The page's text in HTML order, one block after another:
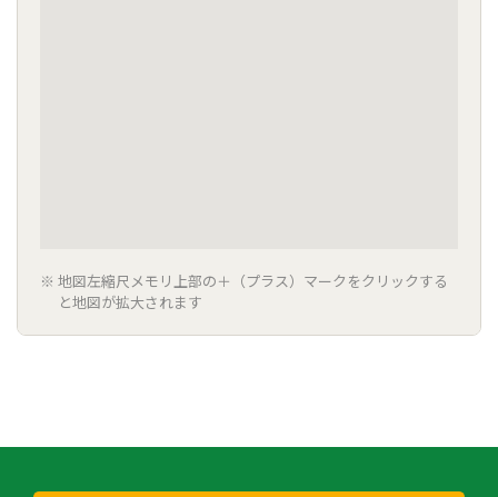
地図左縮尺メモリ上部の＋（プラス）マークをクリックする
と地図が拡大されます